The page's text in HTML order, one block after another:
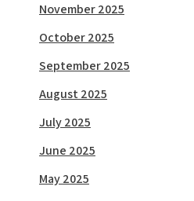
November 2025
October 2025
September 2025
August 2025
July 2025
June 2025
May 2025